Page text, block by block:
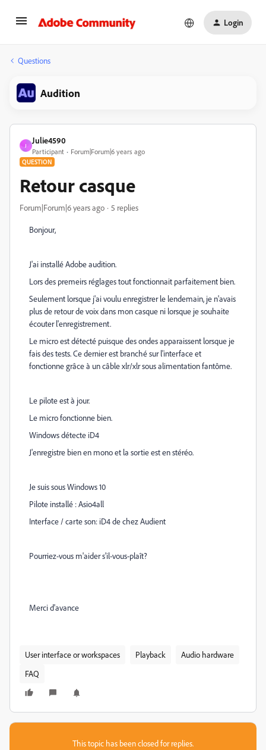
Login
Questions
Audition
J
Julie4590
Participant Forum|Forum|6 years ago
QUESTION
Retour casque
Forum|Forum|6 years ago 5 replies
Bonjour,
J'ai installé Adobe audition.
Lors des premeirs réglages tout fonctionnait parfaitement bien.
Seulement lorsque j'ai voulu enregistrer le lendemain, je n'avais
plus de retour de voix dans mon casque ni lorsque je souhaite
écouter l'enregistrement.
Le micro est détecté puisque des ondes apparaissent lorsque je
fais des tests. Ce dernier est branché sur l'interface et
fonctionne grâce à un câble xlr/xlr sous alimentation fantôme.
Le pilote est à jour.
Le micro fonctionne bien.
Windows détecte iD4
J'enregistre bien en mono et la sortie est en stéréo.
Je suis sous Windows 10
Pilote installé : Asio4all
Interface / carte son: iD4 de chez Audient
Pourriez-vous m'aider s'il-vous-plaît?
Merci d'avance
User interface or workspaces Playback
Audio hardware
FAQ
This topic has been closed for replies.